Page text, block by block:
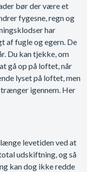
bør der være et
fygesne, regn og
har
af fugle og egern. De
Du kan tjekke, om
gå op på loftet, når
lyset på loftet, men
igennem. Her
levetiden ved at
udskiftning, og så
kan dog ikke redde